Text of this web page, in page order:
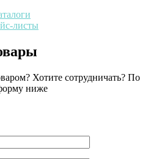
листы
Хотите сотрудничать? По
ниже